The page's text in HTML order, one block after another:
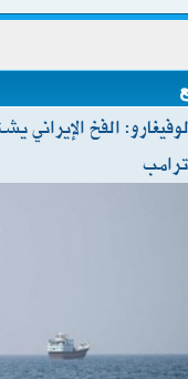
لوفيغارو: الفخ
ترامب